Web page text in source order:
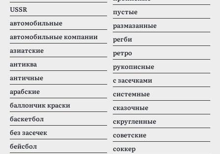
USSR
автомобильные
автомобильные компании
азиатские
антиква
античные
арабские
баллончик краски
баскетбол
без засечек
бейсбол
пустые
размазанные
регби
ретро
рукописные
с засечками
системные
сказочные
скругленные
советские
соккер